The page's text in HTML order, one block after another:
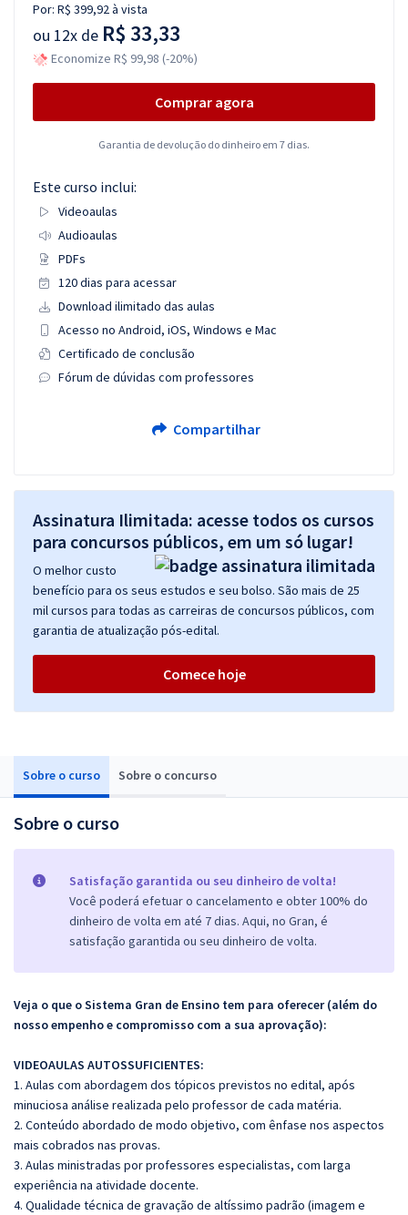
Sobre o curso Sobre o concurso
Sobre o curso
Satisfação garantida ou seu dinheiro de volta!
Você poderá efetuar o cancelamento e obter 100% do
dinheiro de volta em até 7 dias. Aqui, no Gran, é
satisfação garantida ou seu dinheiro de volta.
Veja o que o Sistema Gran de Ensino tem para oferecer (além do
nosso empenho e compromisso com a sua aprovação):
VIDEOAULAS AUTOSSUFICIENTES:
1. Aulas com abordagem dos tópicos previstos no edital, após
minuciosa análise realizada pelo professor de cada matéria.
2. Conteúdo abordado de modo objetivo, com ênfase nos aspectos
mais cobrados nas provas.
3. Aulas ministradas por professores especialistas, com larga
experiência na atividade docente.
4. Qualidade técnica de gravação de altíssimo padrão (imagem e
Por: R$ 399,92à vista
ou 12x de R$ 33,33
Economize R$ 99,98 (-20%)
Comprar agora
Garantia de devolução do dinheiro em 7 dias.
Este curso inclui:
Videoaulas
Audioaulas
PDFs
120 dias para acessar
Download ilimitado das aulas
Acesso no Android, iOS, Windows e Mac
Certificado de conclusão
Fórum de dúvidas com professores
Compartilhar
Assinatura Ilimitada: acesse todos os cursos
para concursos públicos, em um só lugar!
O melhor custo
benefício para os seus estudos e seu bolso. São mais de 25
mil cursos para todas as carreiras de concursos públicos, com
garantia de atualização pós-edital.
Comece hoje